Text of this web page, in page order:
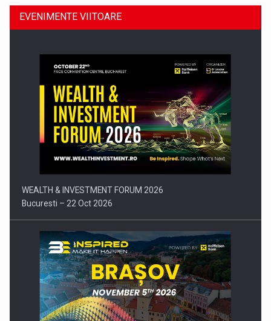
Comunicat de presa: Joburile part-time reincep sa intre pe…
EVENIMENTE VIITOARE
WEALTH & INVESTMENT FORUM 2026
Bucuresti – 22 Oct 2026